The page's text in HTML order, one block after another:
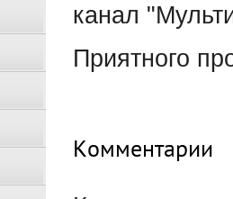
канал
Приятного
Комментарии